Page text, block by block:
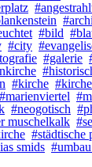
#bild
#city
#galerie
#kirche
#marienviertel
#neogotisch
muschelkalk
#städtische
smids